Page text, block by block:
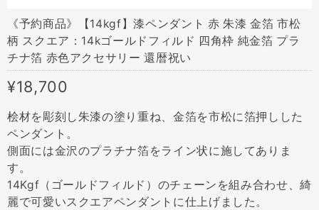
《予約商品》【14kgf】漆ペンダント 赤 朱漆 金箔 市松
柄 スクエア：14kゴールドフィルド 四角枠 純金箔 プラ
チナ箔 赤色アクセサリー 還暦祝い
¥18,700
桧材を彫刻し朱漆の塗り重ね、金箔を市松に箔押しした
ペンダント。
側面には金沢のプラチナ箔をライン状に施してありま
す。
14Kgf（ゴールドフィルド）のチェーンを組み合わせ、綺
麗で可愛いスクエアペンダントに仕上げました。